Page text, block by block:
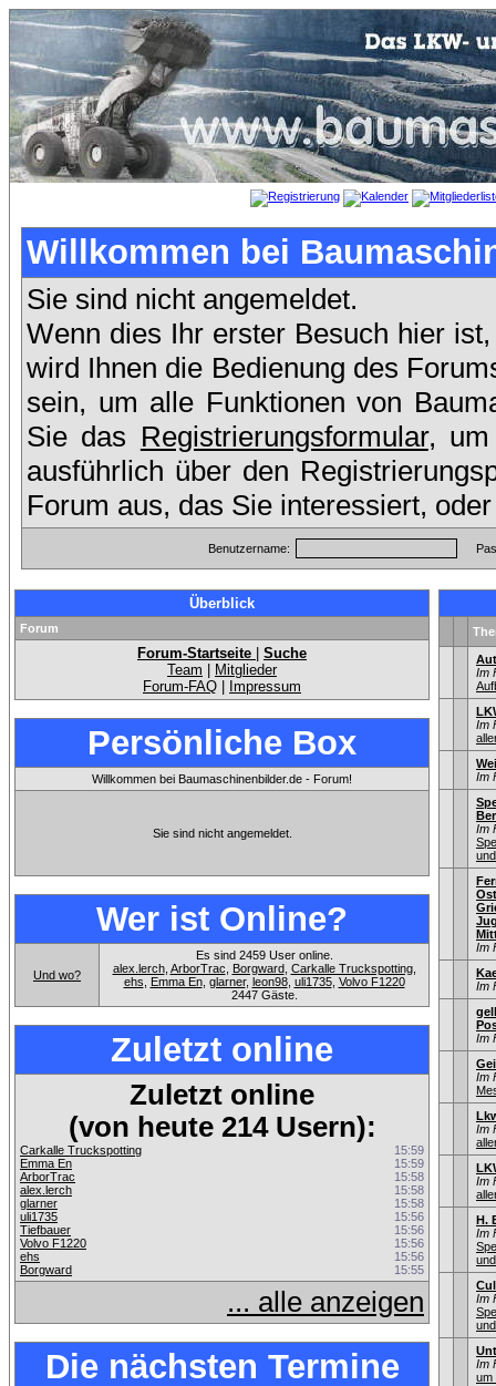
Willkommen bei
Sie sind nicht angemeldet.
Wenn dies Ihr erster Besuch hier
wird Ihnen die Bedienung des
sein, um alle Funktionen von
Sie das Registrierungsformular,
ausführlich über den
Forum aus, das Sie interessiert,
Benutzername:
Überblick
Forum
Forum-Startseite
Suche
Team
Mitglieder
Forum-FAQ
Impressum
Persönliche Box
Willkommen bei Baumaschinenbilder.de - Forum!
Sie sind nicht angemeldet.
Wer ist Online?
Und wo?
Es sind 2459 User online.
alex.lerch, ArborTrac Borgward, Carkalle Truckspotting,
ehs
Emma En, glarner, leon98, uli1735, Volvo F1220
2447 Gäste.
Zuletzt online
Zuletzt online
(von heute 214 Usern):
Carkalle Truckspotting
15:59
Emma En
15:59
ArborTrac
15:58
alex.lerch
15:58
glarner
15:58
uli1735
15:56
Tiefbauer
15:56
Volvo F1220
15:56
ehs
15:56
Borgward
15:55
... alle anzeigen
Die nächsten Termine
Im
Im
Im
Im
Im
Im
Im
Im
Im
Im
H.
Im
Im
Im
um